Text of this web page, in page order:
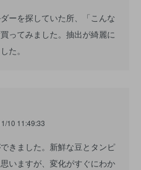
ーを探していた所、「こんな
ってみました。抽出が綺麗に
た。
10 11:49:33
きました。新鮮な豆とタンピ
いますが、変化がすぐにわか